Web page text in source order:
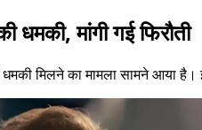
धमकी, मांगी गई फिरौती
मिलने का मामला सामने आया